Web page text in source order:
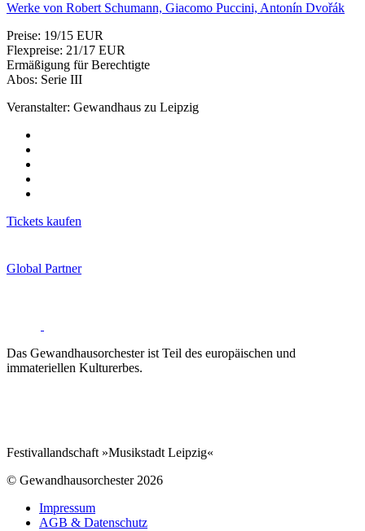
Werke von Robert Schumann, Giacomo Puccini, Antonín Dvořák
Preise: 19/15 EUR
Flexpreise: 21/17 EUR
Ermäßigung für Berechtigte
Abos: Serie III
Veranstalter: Gewandhaus zu Leipzig
Tickets kaufen
Global Partner
Das Gewandhausorchester ist Teil des europäischen und
immateriellen Kulturerbes.
Festivallandschaft »Musikstadt Leipzig«
© Gewandhausorchester 2026
Impressum
AGB & Datenschutz